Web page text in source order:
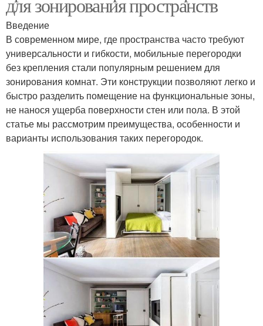
для зонирования пространств
Введение
В современном мире, где пространства часто требуют
универсальности и гибкости, мобильные перегородки
без крепления стали популярным решением для
зонирования комнат. Эти конструкции позволяют легко и
быстро разделить помещение на функциональные зоны,
не нанося ущерба поверхности стен или пола. В этой
статье мы рассмотрим преимущества, особенности и
варианты использования таких перегородок.